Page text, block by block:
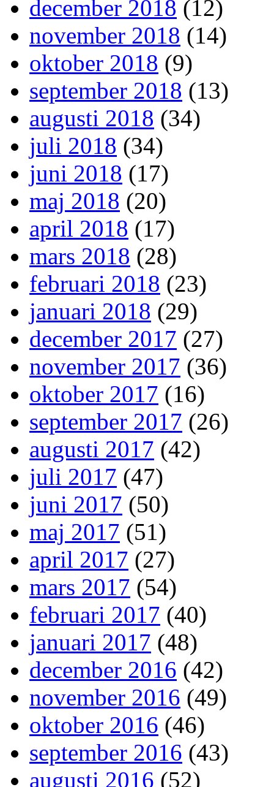
december 2018 (12)
november 2018 (14)
oktober 2018 (9)
september 2018 (13)
augusti 2018 (34)
juli 2018 (34)
juni 2018 (17)
maj 2018 (20)
april 2018 (17)
mars 2018 (28)
februari 2018 (23)
januari 2018 (29)
december 2017 (27)
november 2017 (36)
oktober 2017 (16)
september 2017 (26)
augusti 2017 (42)
juli 2017 (47)
juni 2017 (50)
maj 2017 (51)
april 2017 (27)
mars 2017 (54)
februari 2017 (40)
januari 2017 (48)
december 2016 (42)
november 2016 (49)
oktober 2016 (46)
september 2016 (43)
augusti 2016 (52)